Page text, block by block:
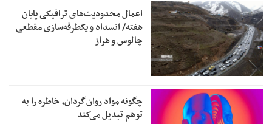
اعمال محدودیت‌های ترافیکی پایان
هفته/ انسداد و یکطرفه‌سازی مقطعی
چالوس و هراز
چگونه مواد روان‌گردان، خاطره را به
توهم تبدیل می‌کند